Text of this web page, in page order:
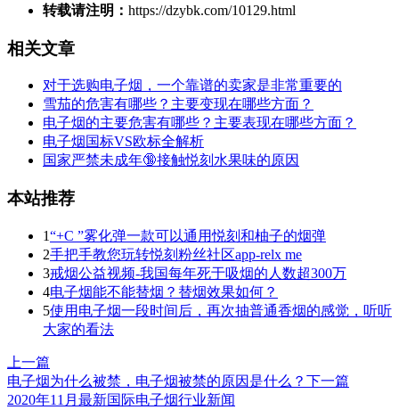
转载请注明： https://dzybk.com/10129.html
相关文章
对于选购电子烟，一个靠谱的卖家是非常重要的
雪茄的危害有哪些？主要变现在哪些方面？
电子烟的主要危害有哪些？主要表现在哪些方面？
电子烟国标VS欧标全解析
国家严禁未成年🔞接触悦刻水果味的原因
本站推荐
1“+C ”雾化弹一款可以通用悦刻和柚子的烟弹
2手把手教您玩转悦刻粉丝社区app-relx me
3戒烟公益视频-我国每年死于吸烟的人数超300万
4电子烟能不能替烟？替烟效果如何？
5使用电子烟一段时间后，再次抽普通香烟的感觉，听听
大家的看法
上一篇
电子烟为什么被禁，电子烟被禁的原因是什么？ 下一篇
2020年11月最新国际电子烟行业新闻